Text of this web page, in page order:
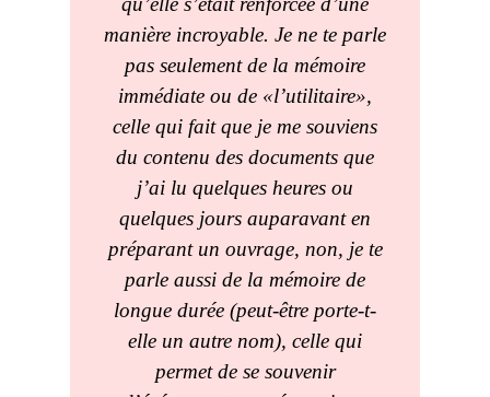
manière incroyable. Je ne te parle
pas seulement de la mémoire
immédiate ou de «l’utilitaire»,
celle qui fait que je me souviens
du contenu des documents que
j’ai lu quelques heures ou
quelques jours auparavant en
préparant un ouvrage, non, je te
parle aussi de la mémoire de
longue durée (peut-être porte-t-
elle un autre nom), celle qui
permet de se souvenir